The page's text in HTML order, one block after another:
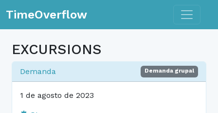
TimeOverflow Toggle
EXCURSIONS
Demanda Demanda grupal
1 de agosto de 2023